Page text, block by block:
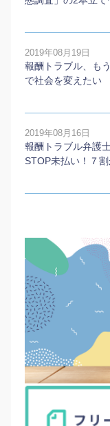
2019年08月19日
報酬トラブル、も
で社会を変えたい
2019年08月16日
報酬トラブル弁護
STOP未払い！７